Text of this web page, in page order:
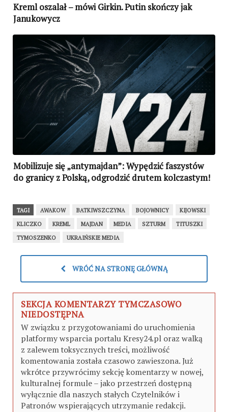
Kreml oszalał – mówi Girkin. Putin skończy jak
Janukowycz
Mobilizuje się „antymajdan”: Wypędzić faszystów
do granicy z Polską, odgrodzić drutem kolczastym!
TAGI AWAKOW BATKIWSZCZYNA BOJOWNICY
KIJOWSKI
KLICZKO
KREML MAJDAN MEDIA SZTURM
TITUSZKI
TYMOSZENKO
UKRAIŃSKIE MEDIA
WRÓĆ NA STRONĘ GŁÓWNĄ
SEKCJA KOMENTARZY TYMCZASOWO
NIEDOSTĘPNA
W związku z przygotowaniami do uruchomienia
platformy wsparcia portalu Kresy24.pl oraz walką
z zalewem toksycznych treści, możliwość
komentowania została czasowo zawieszona. Już
wkrótce przywrócimy sekcję komentarzy w nowej,
kulturalnej formule – jako przestrzeń dostępną
wyłącznie dla naszych stałych Czytelników i
Patronów wspierających utrzymanie redakcji.